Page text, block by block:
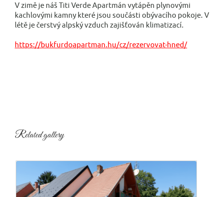
V zimě je náš Titi Verde Apartmán vytápěn plynovými
kachlovými kamny které jsou součásti obývacího pokoje. V
létě je čerstvý alpský vzduch zajišťován klimatizací.
https://bukfurdoapartman.hu/cz/rezervovat-hned/
Related gallery